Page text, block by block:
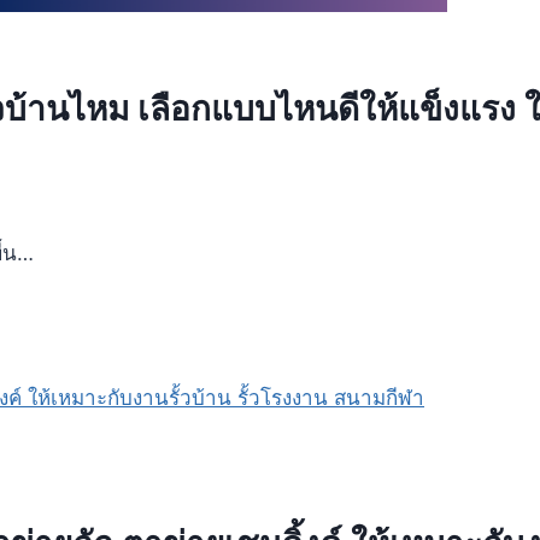
านไหม เลือกแบบไหนดีให้แข็งแรง
น…